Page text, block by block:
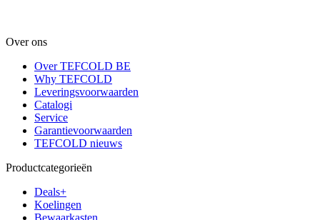
Over ons
Over TEFCOLD BE
Why TEFCOLD
Leveringsvoorwaarden
Catalogi
Service
Garantievoorwaarden
TEFCOLD nieuws
Productcategorieën
Deals+
Koelingen
Bewaarkasten